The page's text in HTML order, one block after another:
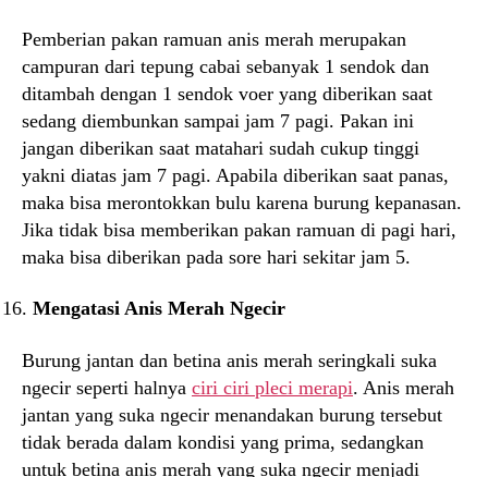
Pemberian pakan ramuan anis merah merupakan
campuran dari tepung cabai sebanyak 1 sendok dan
ditambah dengan 1 sendok voer yang diberikan saat
sedang diembunkan sampai jam 7 pagi. Pakan ini
jangan diberikan saat matahari sudah cukup tinggi
yakni diatas jam 7 pagi. Apabila diberikan saat panas,
maka bisa merontokkan bulu karena burung kepanasan.
Jika tidak bisa memberikan pakan ramuan di pagi hari,
maka bisa diberikan pada sore hari sekitar jam 5.
Mengatasi Anis Merah Ngecir
Burung jantan dan betina anis merah seringkali suka
ngecir seperti halnya ciri ciri pleci merapi. Anis merah
jantan yang suka ngecir menandakan burung tersebut
tidak berada dalam kondisi yang prima, sedangkan
untuk betina anis merah yang suka ngecir menjadi